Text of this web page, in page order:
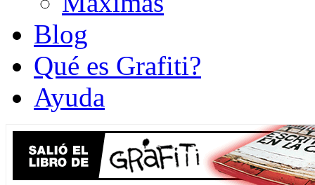
Blog
Qué es Grafiti?
Ayuda